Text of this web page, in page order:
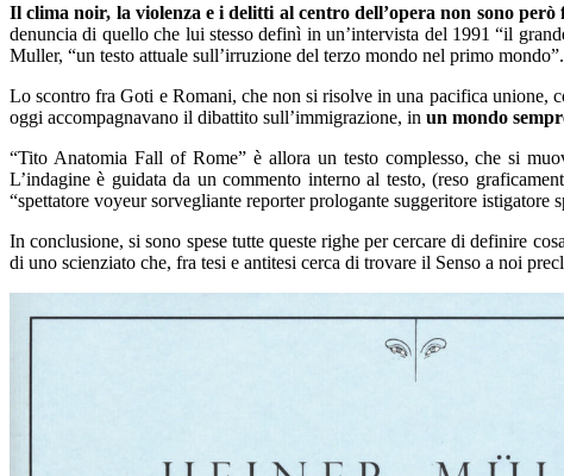
Il clima noir, la violenza e i delitti al centro dell’opera non sono però
denuncia di quello che lui stessodefinì in un’intervista del 1991 “il
Muller, “un testo attuale sull’irruzione del terzo mondo nel primo mondo”.
Lo scontro fra Goti e Romani, che non si risolve in una pacifica unione,
oggi accompagnavano il dibattito sull’immigrazione, in un mondo
“Tito Anatomia Fall of Rome” è allora un testo complesso, che si
L’indagine è guidata da un commento interno al testo, (reso
“spettatore voyeur sorvegliante reporter prologante suggeritore istigatore
In conclusione, si sono spese tutte queste righe per cercare di definire
di uno scienziato che, fra tesi e antitesi cerca di trovare il Senso a noi